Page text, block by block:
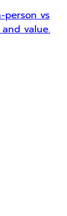
person vs
value.